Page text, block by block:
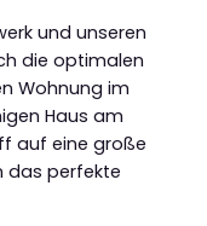
und unseren
die optimalen
Wohnung im
Haus am
auf eine große
das perfekte